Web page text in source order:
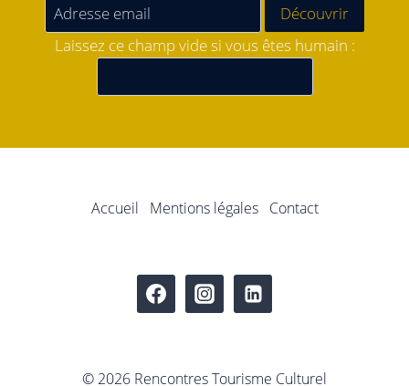
Laissez ce champ vide si vous êtes humain :
Accueil Mentions légales Contact
© 2026 Rencontres Tourisme Culturel